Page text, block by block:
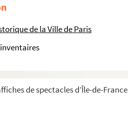
de la Ville de Paris
de spectacles d’Île-de-France